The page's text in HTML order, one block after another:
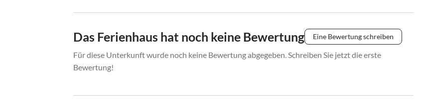
Das Ferienhaus hat noch keine Bewertung Eine Bewertung schreiben
Für diese Unterkunft wurde noch keine Bewertung abgegeben. Schreiben Sie jetzt die erste
Bewertung!